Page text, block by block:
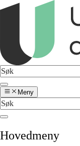
Meny
Hovedmeny